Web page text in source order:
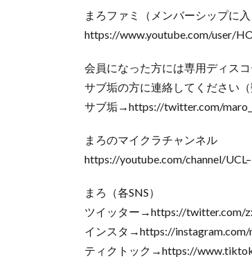
まろファミ（メンバーシップに
https://www.youtube.com/user/
会員になった方には専用ディス
サブ垢の方に連絡してください
サブ垢→https://twitter.com/
まろのマイクラチャンネル
https://youtube.com/channel/
まろ（各SNS）
ツイッター→https://twitter.com/
インスタ→https://instagram.com/
ティクトック→https://